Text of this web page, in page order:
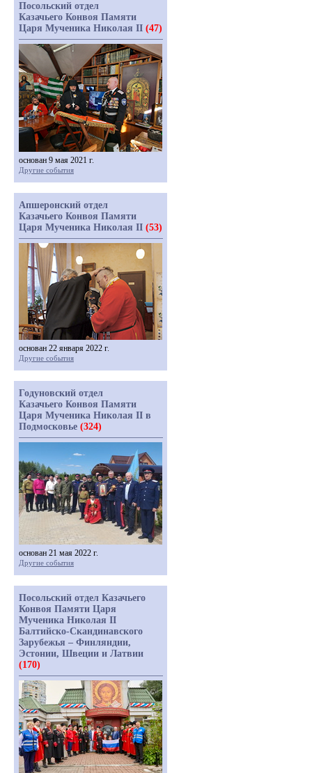
Посольский отдел
Казачьего Конвоя Памяти
Царя Мученика Николая II (47)
основан 9 мая 2021 г.
Другие события
Апшеронский отдел
Казачьего Конвоя Памяти
Царя Мученика Николая II (53)
основан 22 января 2022 г.
Другие события
Годуновский отдел
Казачьего Конвоя Памяти
Царя Мученика Николая II в
Подмосковье (324)
основан 21 мая 2022 г.
Другие события
Посольский отдел Казачьего
Конвоя Памяти Царя
Мученика Николая II
Балтийско-Скандинавского
Зарубежья – Финляндии,
Эстонии, Швеции и Латвии
(170)